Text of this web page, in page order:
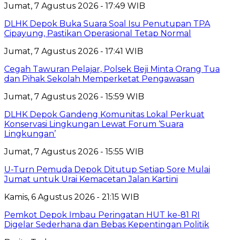
Jumat, 7 Agustus 2026 - 17:49 WIB
DLHK Depok Buka Suara Soal Isu Penutupan TPA
Cipayung, Pastikan Operasional Tetap Normal
Jumat, 7 Agustus 2026 - 17:41 WIB
Cegah Tawuran Pelajar, Polsek Beji Minta Orang Tua
dan Pihak Sekolah Memperketat Pengawasan
Jumat, 7 Agustus 2026 - 15:59 WIB
DLHK Depok Gandeng Komunitas Lokal Perkuat
Konservasi Lingkungan Lewat Forum ‘Suara
Lingkungan’
Jumat, 7 Agustus 2026 - 15:55 WIB
U-Turn Pemuda Depok Ditutup Setiap Sore Mulai
Jumat untuk Urai Kemacetan Jalan Kartini
Kamis, 6 Agustus 2026 - 21:15 WIB
Pemkot Depok Imbau Peringatan HUT ke-81 RI
Digelar Sederhana dan Bebas Kepentingan Politik